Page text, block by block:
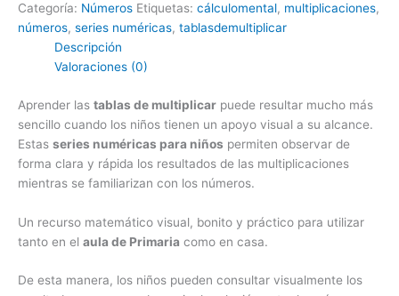
Categoría: Números Etiquetas: cálculomental, multiplicaciones,
números, series numéricas, tablasdemultiplicar
Descripción
Valoraciones (0)
Aprender las tablas de multiplicar puede resultar mucho más
sencillo cuando los niños tienen un apoyo visual a su alcance.
Estas series numéricas para niños permiten observar de
forma clara y rápida los resultados de las multiplicaciones
mientras se familiarizan con los números.
Un recurso matemático visual, bonito y práctico para utilizar
tanto en el aula de Primaria como en casa.
De esta manera, los niños pueden consultar visualmente los